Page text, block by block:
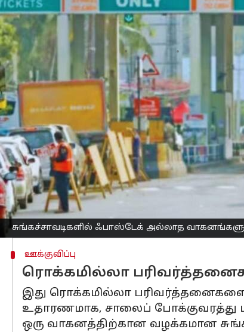
சுங்கச்சாவடிகளில் ஃபாஸ்டேக் அல்லாத
சுங்கச்சாவடிகளில்
குறைத்தது NHAI;
எழுதியவர் Sekar Chinnappan Oct 05, 2025
செய்தி முன்னோட்டம்
தேசிய நெடுஞ்சாலைகள் ஆணையம்
மாற்றியமைத்து, நவம்பர் 15, 2025
ஃபாஸ்டேக் வருடாந்திர பாஸ்
பரிவர்த்தனைகளை ஊக்குவிக்கும்
தற்போது, ஃபாஸ்டேக் இல்லாத
கட்டணத்தைவிட இரண்டு மடங்கு
ஆனால், திருத்தப்பட்ட
ஊக்குவிப்பு
ரொக்கமில்லா
இது ரொக்கமில்லா
உதாரணமாக, சாலைப் போக்குவரத்து
ஒரு வாகனத்திற்கான வழக்கமான